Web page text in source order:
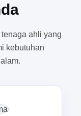
dan
bukan
barang
dan
tinggi dan
ahli yang
kebutuhan